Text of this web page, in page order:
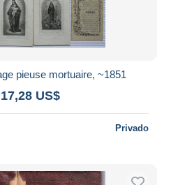
pieuse mortuaire, ~1851
US$
Privado